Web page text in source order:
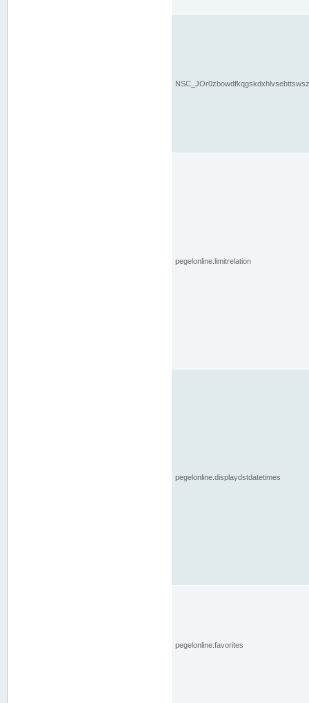
pegelonline.limitrelation
pegelonline.displaydstdatetimes
pegelonline.favorites